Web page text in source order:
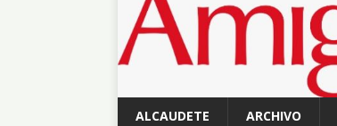
ALCAUDETE ARCHIVO